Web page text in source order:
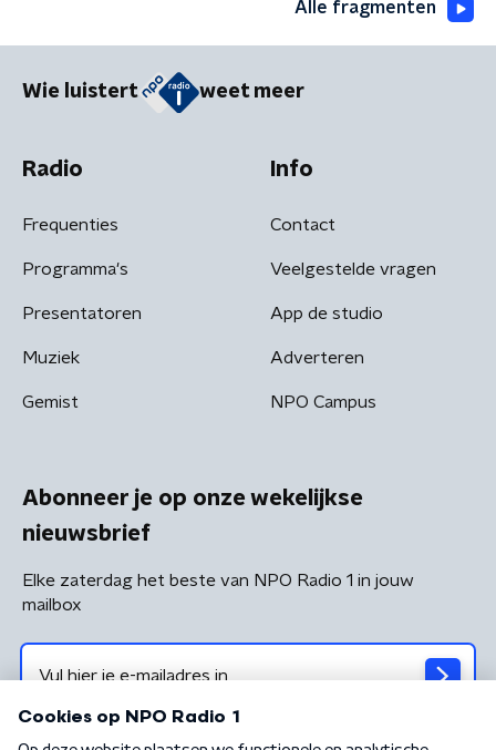
Alle fragmenten
Wie luistert weet meer
Radio
Frequenties
Programma's
Presentatoren
Muziek
Gemist
Info
Contact
Veelgestelde vragen
App de studio
Adverteren
NPO Campus
Abonneer je op onze wekelijkse
nieuwsbrief
Elke zaterdag het beste van NPO Radio 1 in jouw
mailbox